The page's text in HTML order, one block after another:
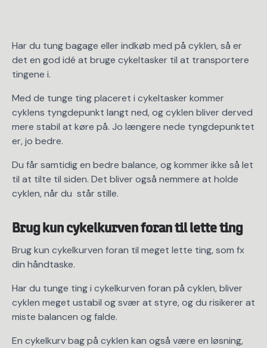
Har du tung bagage eller indkøb med på cyklen, så er
det en god idé at bruge cykeltasker til at transportere
tingene i.
Med de tunge ting placeret i cykeltasker kommer
cyklens tyngdepunkt langt ned, og cyklen bliver derved
mere stabil at køre på. Jo længere nede tyngdepunktet
er, jo bedre.
Du får samtidig en bedre balance, og kommer ikke så let
til at tilte til siden. Det bliver også nemmere at holde
cyklen, når du står stille.
Brug kun cykelkurven foran til lette ting
Brug kun cykelkurven foran til meget lette ting, som fx
din håndtaske.
Har du tunge ting i cykelkurven foran på cyklen, bliver
cyklen meget ustabil og svær at styre, og du risikerer at
miste balancen og falde.
En cykelkurv bag på cyklen kan også være en løsning,